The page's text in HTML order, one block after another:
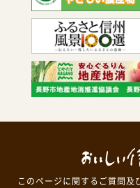
このページに関するご質問